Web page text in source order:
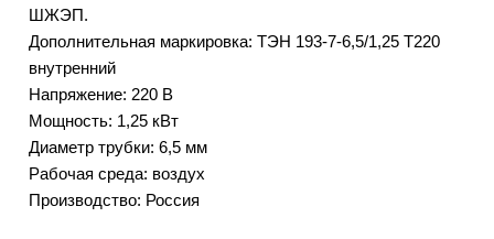
ШЖЭП.
Дополнительная маркировка: ТЭН 193-7-6,5/1,25 T220
внутренний
Напряжение: 220 В
Мощность: 1,25 кВт
Диаметр трубки: 6,5 мм
Рабочая среда: воздух
Производство: Россия